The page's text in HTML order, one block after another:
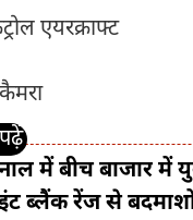
एयरक्राफ्ट
में बीच बाजार में
ब्लैंक रेंज से